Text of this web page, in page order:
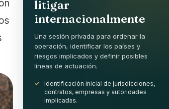
litigar
internacionalmente
Una sesión privada para ordenar la
operación, identificar los países y
riesgos implicados y definir posibles
líneas de actuación.
Identificación inicial de jurisdicciones,
contratos, empresas y autoridades
implicadas.